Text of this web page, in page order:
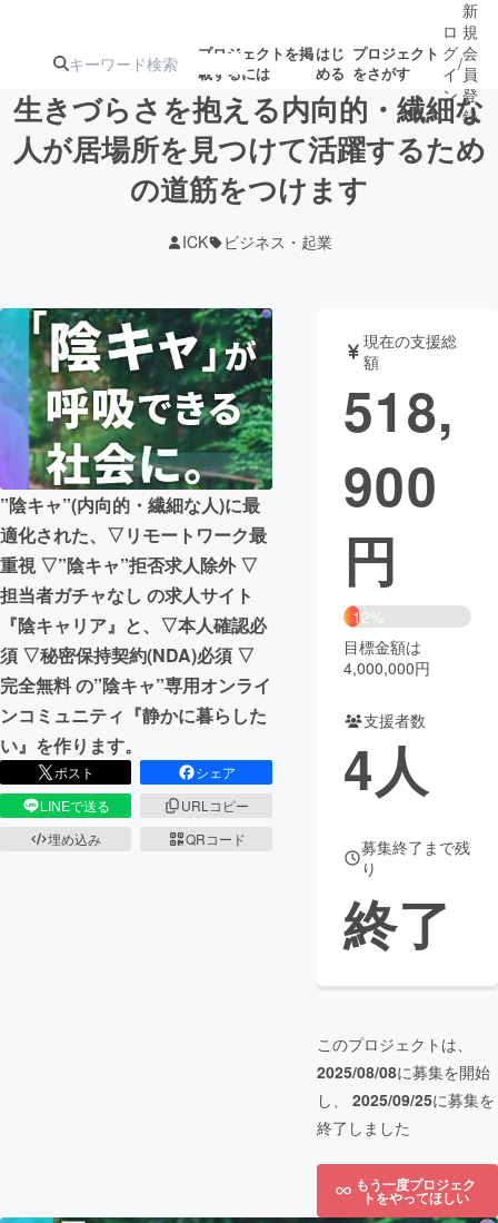
プロジェクトを掲
載するには
はじ
める
プロジェクト
をさがす
注目のリ 注目の新着プロ募集終了が近いプ
ロジェクト
テクノロジー・ガジェット
映像・映画 書籍・雑誌
ビジネス・起業 チャレンジ
まちづくり・地域活性化
CAMPFIRE for Social Good
CAMPFIRE Creation
CAMPFIREふるさと納税
コミュニティ
ロ
グ
イ
ン
/
新
規
会
員
登
録
生きづらさを抱える内向的・繊細な
人が居場所を見つけて活躍するため
の道筋をつけます
ICK ビジネス・起業
”陰キャ”(内向的・繊細な人)に最
適化された、▽リモートワーク最
重視 ▽”陰キャ”拒否求人除外 ▽
担当者ガチャなし の求人サイト
『陰キャリア』と、▽本人確認必
須 ▽秘密保持契約(NDA)必須 ▽
完全無料 の”陰キャ”専用オンライ
ンコミュニティ『静かに暮らした
い』を作ります。
ポスト
シェア
LINEで送る
URLコピー
埋め込み
QRコード
現在の支援総
額
518,
900
円
12%
目標金額は
4,000,000円
支援者数
4人
募集終了まで残
り
終了
このプロジェクトは、
2025/08/08に募集を開始
し、 2025/09/25に募集を
終了しました
もう一度プロジェク
トをやってほしい